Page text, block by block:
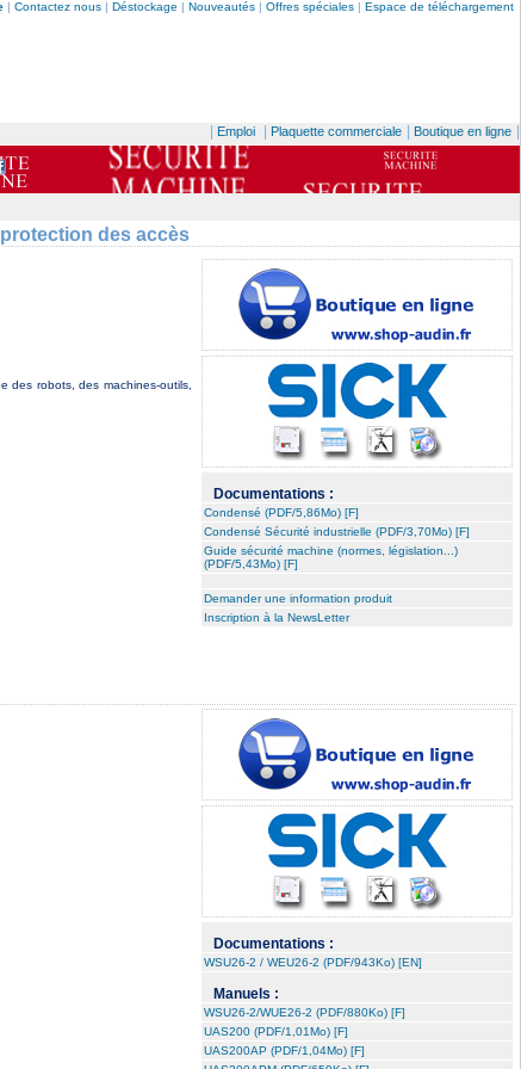
| Contactez nous | Déstockage | Nouveautés | Offres spéciales | Espace de téléchargement
Emploi Plaquette commerciale Boutique en ligne
des accès
des robots, des machines-outils,
Documentations :
Condensé (PDF/5,86Mo) [F]
Condensé Sécurité industrielle (PDF/3,70Mo) [F]
Guide sécurité machine (normes, législation...)
(PDF/5,43Mo) [F]
Demander une information produit
Inscription à la NewsLetter
Documentations :
WSU26-2 / WEU26-2 (PDF/943Ko) [EN]
Manuels :
WSU26-2/WUE26-2 (PDF/880Ko) [F]
UAS200 (PDF/1,01Mo) [F]
UAS200AP (PDF/1,04Mo) [F]